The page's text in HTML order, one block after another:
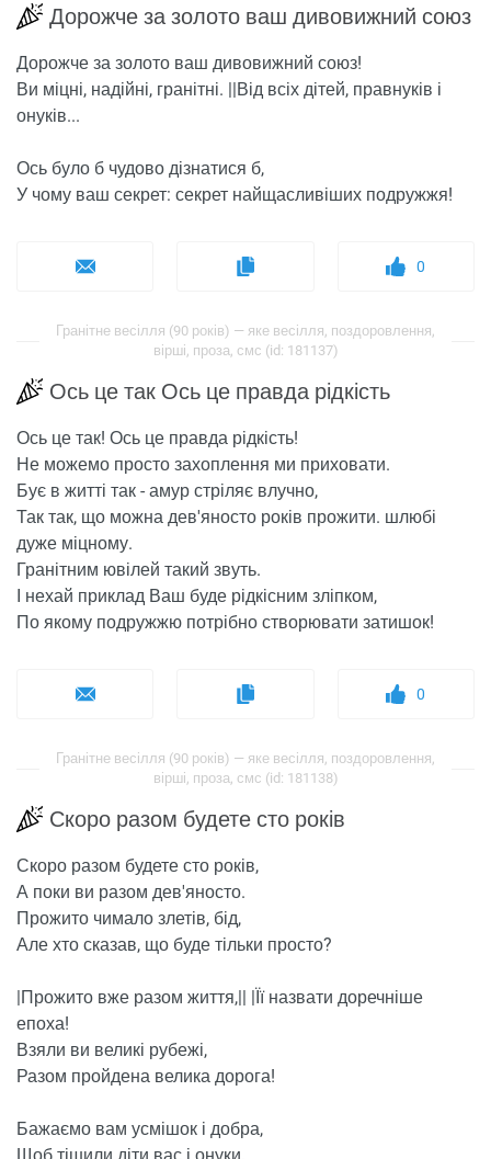
Дорожче за золото ваш дивовижний союз
Дорожче за золото ваш дивовижний союз!
Ви міцні, надійні, гранітні. ||Від всіх дітей, правнуків і
онуків...
Ось було б чудово дізнатися б,
У чому ваш секрет: секрет найщасливіших подружжя!
0
Гранітне весілля (90 років) — яке весілля, поздоровлення,
вірші, проза, смс (id: 181137)
Ось це так Ось це правда рідкість
Ось це так! Ось це правда рідкість!
Не можемо просто захоплення ми приховати.
Бує в житті так - амур стріляє влучно,
Так так, що можна дев'яносто років прожити. шлюбі
дуже міцному.
Гранітним ювілей такий звуть.
І нехай приклад Ваш буде рідкісним зліпком,
По якому подружжю потрібно створювати затишок!
0
Гранітне весілля (90 років) — яке весілля, поздоровлення,
вірші, проза, смс (id: 181138)
Скоро разом будете сто років
Скоро разом будете сто років,
А поки ви разом дев'яносто.
Прожито чимало злетів, бід,
Але хто сказав, що буде тільки просто?
|Прожито вже разом життя,|| |Її назвати доречніше
епоха!
Взяли ви великі рубежі,
Разом пройдена велика дорога!
Бажаємо вам усмішок і добра,